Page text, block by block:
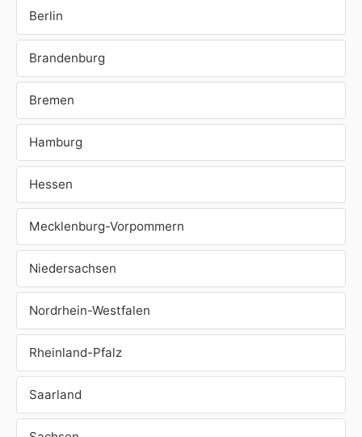
Berlin
Brandenburg
Bremen
Hamburg
Hessen
Mecklenburg-Vorpommern
Niedersachsen
Nordrhein-Westfalen
Rheinland-Pfalz
Saarland